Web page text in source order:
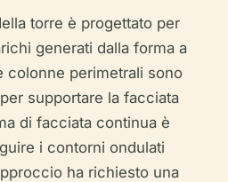
torre è progettato per
generati dalla forma a
colonne perimetrali sono
supportare la facciata
di facciata continua è
i contorni ondulati
ha richiesto una